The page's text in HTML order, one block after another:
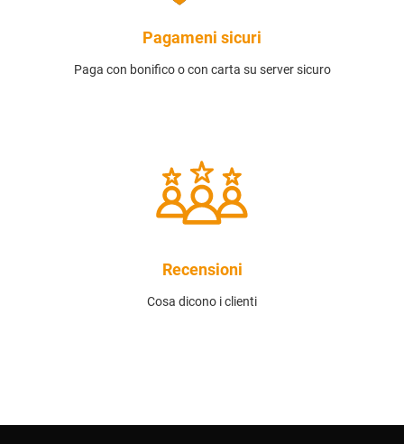
Pagameni sicuri
Paga con bonifico o con carta su server sicuro
Recensioni
Cosa dicono i clienti